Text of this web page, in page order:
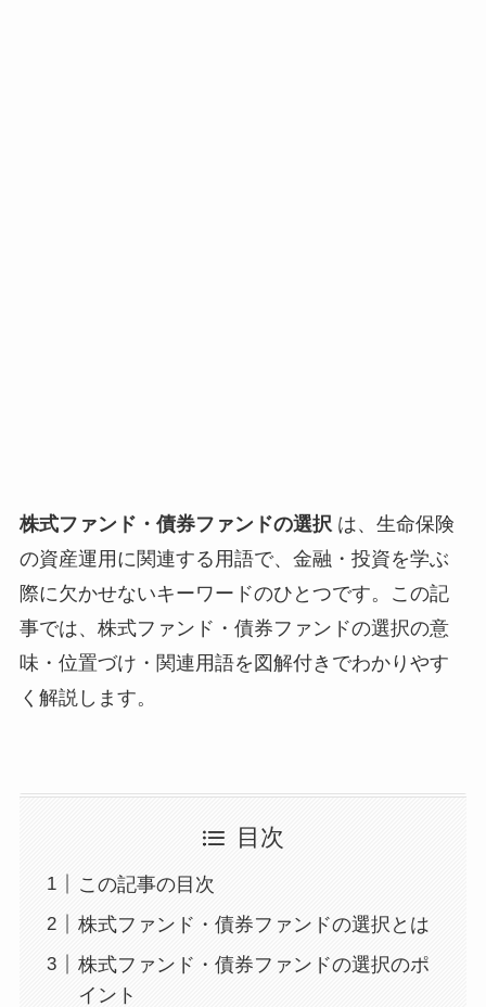
株式ファンド・債券ファンドの選択は、生命保険
の資産運用に関連する用語で、金融・投資を学ぶ
際に欠かせないキーワードのひとつです。この記
事では、株式ファンド・債券ファンドの選択の意
味・位置づけ・関連用語を図解付きでわかりやす
く解説します。
目次
この記事の目次
株式ファンド・債券ファンドの選択とは
株式ファンド・債券ファンドの選択のポ
イント